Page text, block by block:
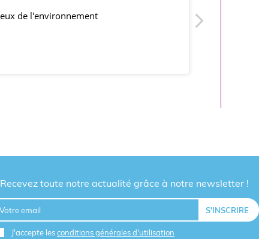
produits conformes et délais respectés
Recevez toute notre actualité grâce à notre newsletter !
J'accepte lesconditions générales d'utilisation